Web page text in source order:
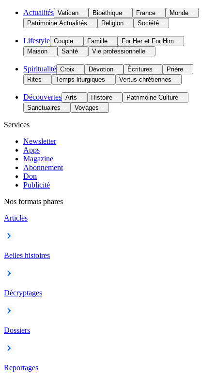
Actualités Vatican Bioéthique France
Monde
Patrimoine Actualités
Religion Société
Lifestyle Couple Famille
For Her et For Him
Maison
Santé Vie professionnelle
Spiritualité Croix Dévotion Écritures
Prière
Rites
Temps liturgiques Vertus chrétiennes
Découvertes Arts Histoire
Patrimoine Culture
Sanctuaires
Voyages
Services
Newsletter
Apps
Magazine
Abonnement
Don
Publicité
Nos formats phares
Articles
Belles histoires
Décryptages
Dossiers
Reportages